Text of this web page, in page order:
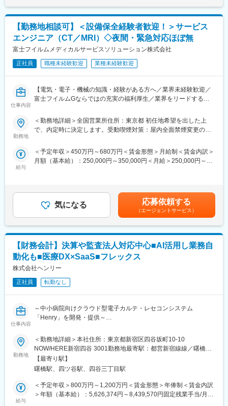
■キャリア
富士フイルムグループの育成制度「＋STORY」で成長をサポー
ト。ジョブローテーションや研修でキャリアの幅を広げられま
す。
■組織構成
変更の範囲：会社の定める業務
最適なソリューションを提案する、コンサルティングのような営
業スタイルになります。
＜具体的な業務内容＞
・担当する製品の提案、技術サポート（手術の立会いあり）
・最新の医療関連情報の提供、医療機関へのサポート（勉強・セ
ミナーの主催など）
・販売代理店へのサポート
※担当病院数は10～15施設ほどです。
※緊急の呼び出し等は発生いたしません。
■担当製品
サージェリー事業本部で展開している外科の製品群で「手術用縫
ップを揃えており、顧客のニーズに合わせた最適なソリューショ
ン提案が可能です。
入社後は会社、製品に関して知識を深めていただくため3か月の研
修を行っています。座学だけでなく、実際に担当する製品の操作
を頂くなど基礎的な知識を身につけてからの現場配属になりま
す。現場配属後も上長や先輩社員との営業動向や勉強会、年次や
階層別の研修プログラムを用意しているため、継続的に知識習得
をする環境が整っております。
※初期研修期間中は会社で手配するビジネスホテルに宿泊していた
だきます。
・マネージャー、本社部門など、長期的に多くのキャリアパスが
例）GROWプログラム：短期間にて他部署の業務体験が可能／社
内公募制度：職種、セクター間の異動を行える制度
変更の範囲：会社の定める業務
含めた表記です。
【勤務地相談可】＜設備保全経験者歓迎！＞サービス
エンジニア（CT／MRI）◇夜間・緊急対応ほぼ無
富士フイルムメディカルサービスソリューション株式会社
正社員 職種未経験歓迎 業種未経験歓迎
仕事内容
【電気・電子・機械の知識・経験がある方へ／業界未経験歓迎／
富士フイルムGならではの充実の福利厚生／業界をリードするメ
■業務内容：
作業だけではなく、お客様である医療機関の方々と的確なコミュ
ニケーション、迅速・誠実な対応を行うことで、信頼関係を構築
■具体的な業務：
◇据付（搬入・組立・調整・取扱い説明）
◇保守（保守契約・点検契約）
◇整備（保守に含まない部品等の交換）
◇修理（故障オンコールを受け訪問し復旧）
■取扱う医療機器
MRI装置、CT装置、X線撮影装置、超音波診断装置、骨密度測定
装置等
病院、クリニック等の医療機関
お客様が満足する製品・サービス・ソリューションを提供するこ
とで、医療業界の課題を解決し人々の健康や豊かな生活に貢献す
ることができます。
■教育制度：
千葉県柏市にある研修施設でサービスエンジニアとしての研修実
施の場合があります。また、ビジネス基礎力向上のため富士フイ
勤務地
＜勤務地詳細＞全国営業所住所：東京都 初任地希望を出した上
で、内定時に決定します。受動喫煙対策：屋内全面禁煙変更の範
給与
＜予定年収＞450万円～680万円＜賃金形態＞月給制＜賃金内訳＞
月額（基本給）：250,000円～350,000円＜月給＞250,000円～
り、選考を通じて上下する可能性があります。月給(月額)は固定手
当を含めた表記です。
気になる 応募依頼する
（エージェントサービス）
【財務会計】決算や監査法人対応中心■AI活用し業務自
動化も■医療DX×SaaS■フレックス
株式会社ヘンリー
正社員 転勤なし
仕事内容
～中小病院向けクラウド型電子カルテ・レセコンシステム
「Henry」を開発・提供～
■業務内容
財務会計領域の中核メンバーとして、決算業務や監査法人対応を
中心に、経理・会計業務全般を担当いただきます。
また、CFOや経営陣と連携しながら、会計プロセスの整備や内部
統制の構築など、財務会計機能の高度化にも取り組んでいただき
ます。
勤務地
＜勤務地詳細＞本社住所：東京都新宿区四谷坂町10-10
NOW/HERE新宿四谷 3001勤務地最寄駅：都営新宿線線／曙橋駅
受動喫煙対策：敷地内全面禁煙変更の範囲：会社の定める事業所
（リモートワーク含む）
【最寄り駅】
曙橋駅、四ツ谷駅、四谷三丁目駅
給与
＜予定年収＞800万円～1,200万円＜賃金形態＞年俸制＜賃金内訳
＞年額（基本給）：5,626,374円～8,439,570円固定残業手当/月：